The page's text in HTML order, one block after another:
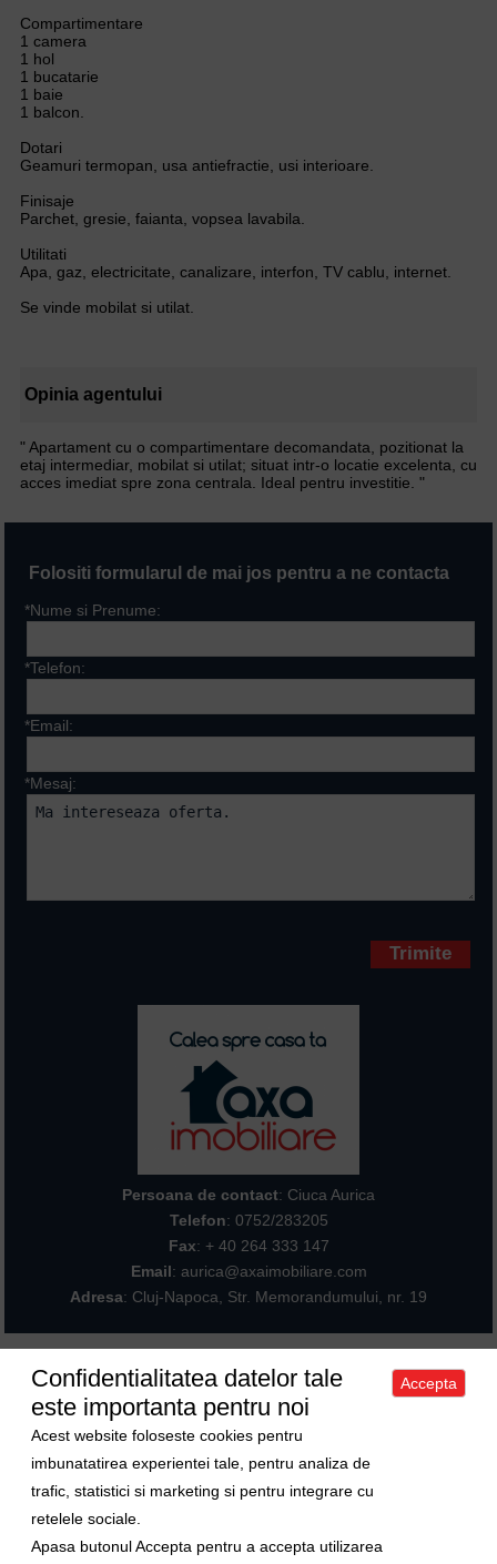
Compartimentare
1 camera
1 hol
1 bucatarie
1 baie
1 balcon.
Dotari
Geamuri termopan, usa antiefractie, usi interioare.
Finisaje
Parchet, gresie, faianta, vopsea lavabila.
Utilitati
Apa, gaz, electricitate, canalizare, interfon, TV cablu, internet.
Se vinde mobilat si utilat.
Opinia agentului
" Apartament cu o compartimentare decomandata, pozitionat la
etaj intermediar, mobilat si utilat; situat intr-o locatie excelenta, cu
acces imediat spre zona centrala. Ideal pentru investitie. "
Folositi formularul de mai jos pentru a ne contacta
*Nume si Prenume:
*Telefon:
*Email:
*Mesaj:
Persoana de contact: Ciuca Aurica
Telefon: 0752/283205
Fax: + 40 264 333 147
Email: aurica@axaimobiliare.com
Adresa: Cluj-Napoca, Str. Memorandumului, nr. 19
Acasa|Despre noi|Apartamente|Case/Vile Terenuri|Spatii
comerciale|Trimite oferta ta|Contact
Politica de confidentialitate
|Politica de cookies
Curs valutar
1 Euro = 5.2489 RON
Ne gasiti si pe
Confidentialitatea datelor tale
este importanta pentru noi
Acest website foloseste cookies pentru
imbunatatirea experientei tale, pentru analiza de
trafic, statistici si marketing si pentru integrare cu
retelele sociale.
Apasa butonul Accepta pentru a accepta utilizarea
Accepta